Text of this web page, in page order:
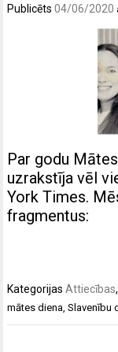
Publicēts04/06/2020
Par godu
uzrakstīja vēl
York Times.
fragmentus:
KategorijasAttiecības
mātes diena,Slavenību